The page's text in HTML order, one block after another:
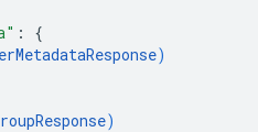
: {
)
)